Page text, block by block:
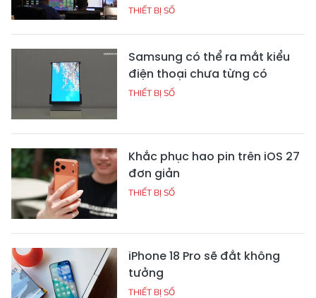
THIẾT BỊ SỐ
Samsung có thể ra mắt kiểu
điện thoại chưa từng có
THIẾT BỊ SỐ
Khắc phục hao pin trên iOS 27
đơn giản
THIẾT BỊ SỐ
iPhone 18 Pro sẽ đắt không
tưởng
THIẾT BỊ SỐ